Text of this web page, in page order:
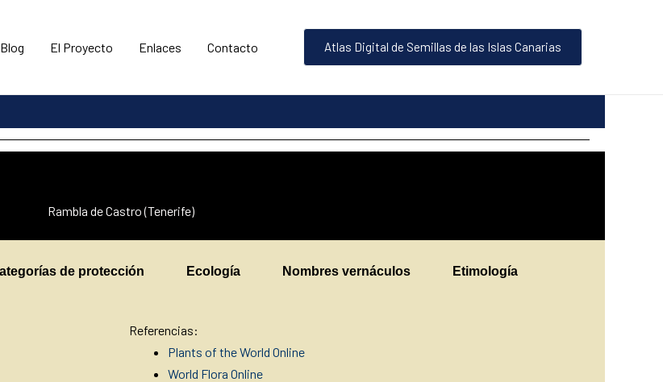
Blog El Proyecto Enlaces Contacto Atlas Digital de Semillas de las Islas Canarias
Rambla de Castro (Tenerife)
de protección Ecología Nombres vernáculos Etimología
Referencias:
Plants of the World Online
World Flora Online